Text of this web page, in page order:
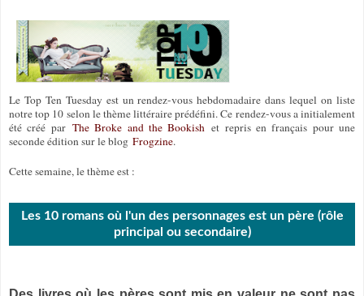
Le Top Ten Tuesday est un rendez-vous hebdomadaire dans lequel on liste
notre top 10 selon le thème littéraire prédéfini. Ce rendez-vous a initialement
été créé par The Broke and the Bookish et repris en français pour une
seconde édition sur le blog Frogzine.
Cette semaine, le thème est :
Les 10 romans où l'un des personnages est un père (rôle
principal ou secondaire)